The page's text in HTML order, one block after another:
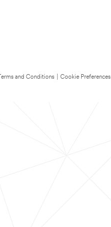
Terms and Conditions
Cookie Preferences